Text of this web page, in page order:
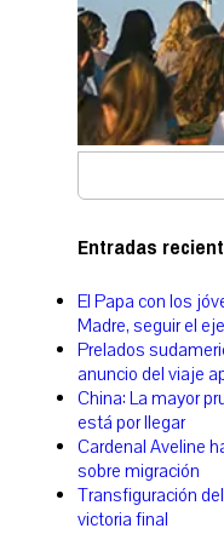
Entradas
El Papa con los
Madre, seguir el
Prelados
anuncio del viaje
China: La mayor
está por llegar
Cardenal Aveline
sobre migración
Transfiguración
victoria final